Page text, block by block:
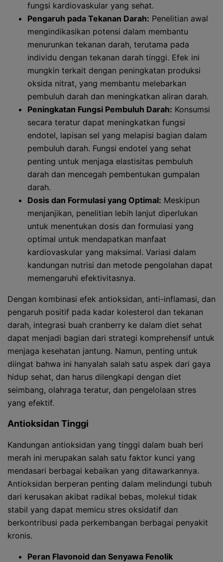
fungsi kardiovaskular yang sehat.
Pengaruh pada Tekanan Darah: Penelitian awal
mengindikasikan potensi dalam membantu
menurunkan tekanan darah, terutama pada
individu dengan tekanan darah tinggi. Efek ini
mungkin terkait dengan peningkatan produksi
oksida nitrat, yang membantu melebarkan
pembuluh darah dan meningkatkan aliran darah.
Peningkatan Fungsi Pembuluh Darah: Konsumsi
secara teratur dapat meningkatkan fungsi
endotel, lapisan sel yang melapisi bagian dalam
pembuluh darah. Fungsi endotel yang sehat
penting untuk menjaga elastisitas pembuluh
darah dan mencegah pembentukan gumpalan
darah.
Dosis dan Formulasi yang Optimal: Meskipun
menjanjikan, penelitian lebih lanjut diperlukan
untuk menentukan dosis dan formulasi yang
optimal untuk mendapatkan manfaat
kardiovaskular yang maksimal. Variasi dalam
kandungan nutrisi dan metode pengolahan dapat
memengaruhi efektivitasnya.
Dengan kombinasi efek antioksidan, anti-inflamasi, dan
pengaruh positif pada kadar kolesterol dan tekanan
darah, integrasi buah cranberry ke dalam diet sehat
dapat menjadi bagian dari strategi komprehensif untuk
menjaga kesehatan jantung. Namun, penting untuk
diingat bahwa ini hanyalah salah satu aspek dari gaya
hidup sehat, dan harus dilengkapi dengan diet
seimbang, olahraga teratur, dan pengelolaan stres
yang efektif.
Antioksidan Tinggi
Kandungan antioksidan yang tinggi dalam buah beri
merah ini merupakan salah satu faktor kunci yang
mendasari berbagai kebaikan yang ditawarkannya.
Antioksidan berperan penting dalam melindungi tubuh
dari kerusakan akibat radikal bebas, molekul tidak
stabil yang dapat memicu stres oksidatif dan
berkontribusi pada perkembangan berbagai penyakit
kronis.
Peran Flavonoid dan Senyawa Fenolik